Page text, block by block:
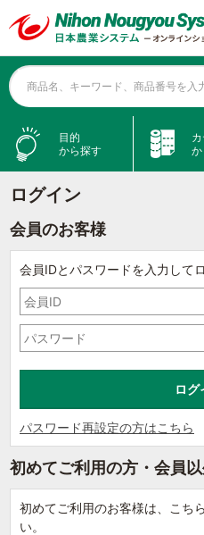
商品名、キーワード、商品番号を入
目的
から探す
ログイン
会員のお客様
会員IDとパスワードを入力して
パスワード再設定の方はこちら
初めてご利用の方・会員
初めてご利用のお客様は、こち
い。